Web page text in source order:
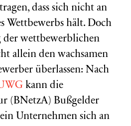
dass sich nicht an
Wettbewerbs hält. Doch
der wettbewerblichen
allein den wachsamen
überlassen: Nach
kann die
(BNetzA) Bußgelder
Unternehmen sich an